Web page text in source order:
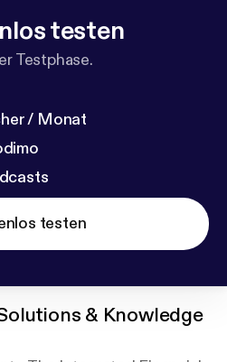
testen
Testphase.
/ Monat
testen
& Knowledge